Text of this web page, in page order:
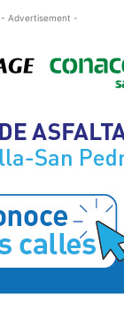
- Advertisement -